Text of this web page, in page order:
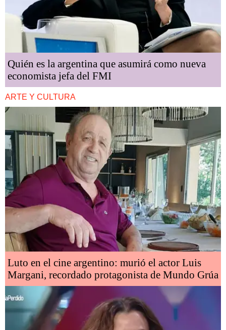
Quién es la argentina que asumirá como nueva
economista jefa del FMI
ARTE Y CULTURA
Luto en el cine argentino: murió el actor Luis
Margani, recordado protagonista de Mundo Grúa